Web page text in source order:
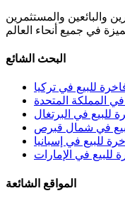
والبائعين والمستثمرين
البحث الشائع
للبيع في تركيا
المملكة المتحدة
للبيع في البرتغال
في شمال قبرص
للبيع في إسبانيا
للبيع في الإمارات
المواقع الشائعة